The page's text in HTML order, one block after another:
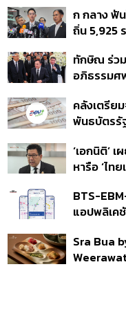
350’ เสริ
ชายแดน
ก กลาง ฟั
ถิ่น 5,925
ราย รอ ป.
เสร็จ 31 ส
ทักษิณ ร่ว
อภิธรรมศ
สิน’ สิริอา
เพื่อไทย-
คลังเตรีย
พันธบัตรรั
ก.ย.นี้ อาจ
ขายแบบ
‘เอกนิติ’
หารือ ‘ไท
แสนล้าน มั่
ช่วยไทย พ
BTS-
แอปพลิเค
รถไฟฟ้า 3
ไทม์
Sra Bua